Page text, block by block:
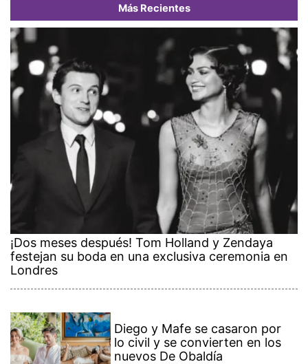
Más Recientes
¡Dos meses después! Tom Holland y Zendaya
festejan su boda en una exclusiva ceremonia en
Londres
Diego y Mafe se casaron por
lo civil y se convierten en los
nuevos De Obaldía